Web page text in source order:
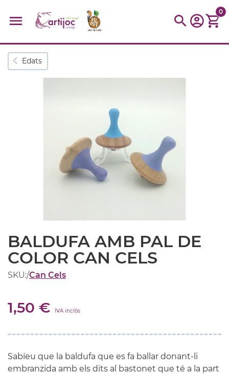
Cerques populars
disfressa trencaclosques baldufa
cotxe
0
Edats
BALDUFA AMB PAL DE
COLOR CAN CELS
SKU:/Can Cels
1,50 € IVA inclòs
Sabíeu que la baldufa que es fa ballar donant-li
embranzida amb els dits al bastonet que té a la part